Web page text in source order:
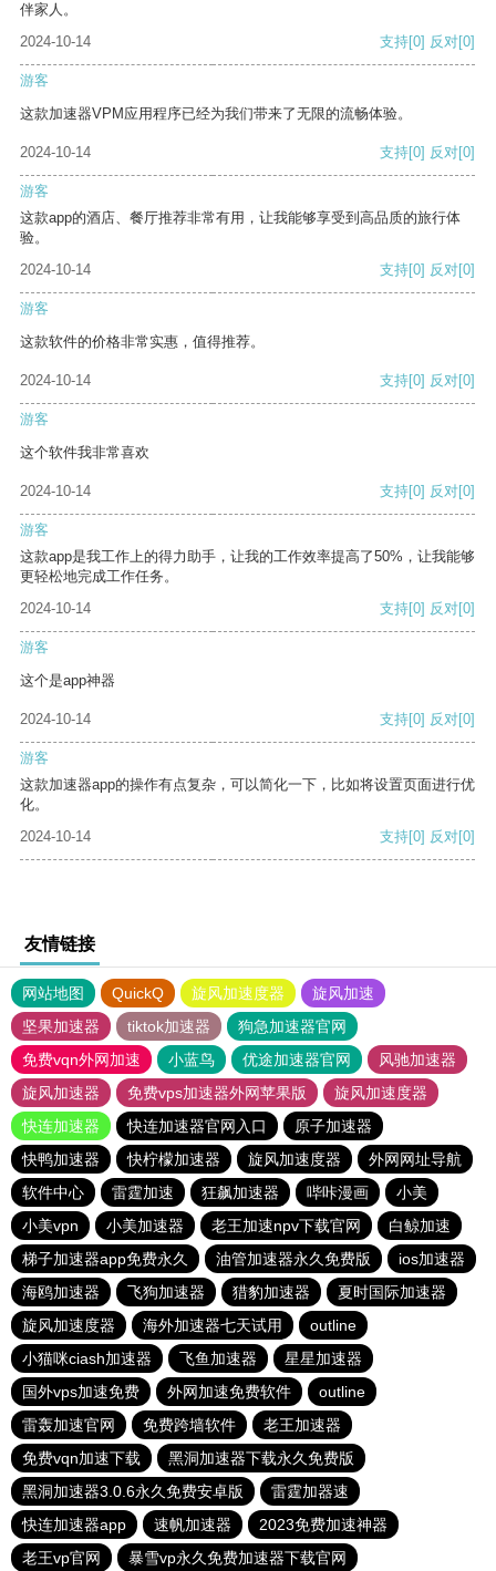
伴家人。
2024-10-14
支持[0] 反对[0]
游客
这款加速器VPM应用程序已经为我们带来了无限的流畅体验。
2024-10-14 支持[0] 反对[0]
游客
这款app的酒店、餐厅推荐非常有用，让我能够享受到高品质的旅行体
验。
2024-10-14
支持[0] 反对[0]
游客
这款软件的价格非常实惠，值得推荐。
2024-10-14 支持[0] 反对[0]
游客
这个软件我非常喜欢
2024-10-14 支持[0] 反对[0]
游客
这款app是我工作上的得力助手，让我的工作效率提高了50%，让我能够
更轻松地完成工作任务。
2024-10-14
支持[0] 反对[0]
游客
这个是app神器
2024-10-14 支持[0] 反对[0]
游客
这款加速器app的操作有点复杂，可以简化一下，比如将设置页面进行优
化。
2024-10-14
支持[0] 反对[0]
友情链接
网站地图 QuickQ 旋风加速度器
旋风加速
坚果加速器
tiktok加速器
狗急加速器官网
免费vqn外网加速
小蓝鸟 优途加速器官网
风驰加速器
旋风加速器
免费vps加速器外网苹果版
旋风加速度器
快连加速器
快连加速器官网入口
原子加速器
快鸭加速器
快柠檬加速器 旋风加速度器
外网网址导航
软件中心
雷霆加速 狂飙加速器 哔咔漫画
小美
小美vpn
小美加速器 老王加速npv下载官网
白鲸加速
梯子加速器app免费永久
油管加速器永久免费版
ios加速器
海鸥加速器
飞狗加速器 猎豹加速器
夏时国际加速器
旋风加速度器
海外加速器七天试用
outline
小猫咪ciash加速器
飞鱼加速器
星星加速器
国外vps加速免费
外网加速免费软件
outline
雷轰加速官网
免费跨墙软件
老王加速器
免费vqn加速下载
黑洞加速器下载永久免费版
黑洞加速器3.0.6永久免费安卓版
雷霆加器速
快连加速器app
速帆加速器
2023免费加速神器
老王vp官网
暴雪vp永久免费加速器下载官网